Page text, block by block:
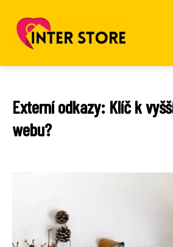
Externí odkazy: Klíč k
webu?